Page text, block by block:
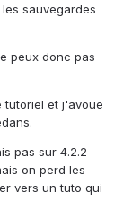
sauvegardes
peux donc pas
tutoriel et j'avoue
pas sur 4.2.2
on perd les
vers un tuto qui